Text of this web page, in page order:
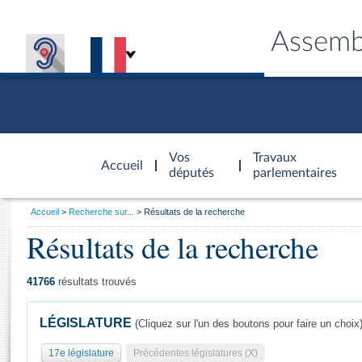
Accueil
d'accueil
Vos
députés
Travaux
parlementaires
Général
Vous
Accueil Recherche sur... Résultats de la recherche
Résultats de la recherche
41766 résultats trouvés
LÉGISLATURE (Cliquez sur l'un des boutons pour faire un choix)
17e législature Précédentes législatures (X)